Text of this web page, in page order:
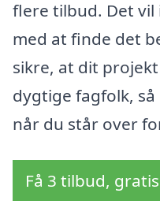
flere tilbud. Det
med at finde det
sikre, at dit
dygtige fagfolk,
når du står over
Få 3 tilbud,